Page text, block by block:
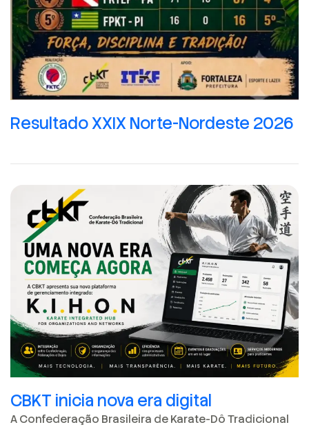
Resultado XXIX Norte-Nordeste 2026
CBKT inicia nova era digital
A Confederação Brasileira de Karate-Dô Tradicional